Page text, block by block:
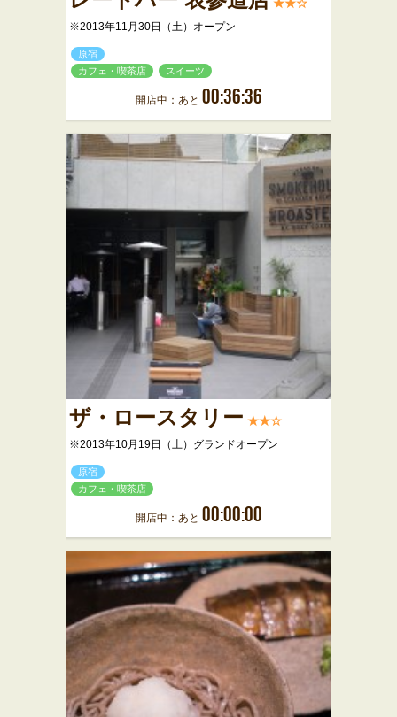
★★☆
※2013年11月30日（土）オープン
原宿
カフェ・喫茶店
スイーツ
開店中：あと 00:36:36
ザ・ロースタリー ★★☆
※2013年10月19日（土）グランドオープン
原宿
カフェ・喫茶店
開店中：あと 00:00:00